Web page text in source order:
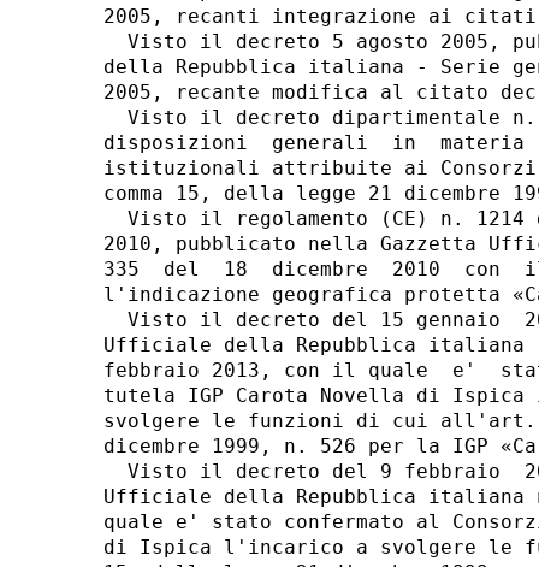
2005, recanti integrazione ai
Visto il decreto 5 agosto 2005,
della Repubblica italiana - Serie
2005, recante modifica al citato
Visto il decreto dipartimentale
disposizioni  generali  in
istituzionali attribuite ai
comma 15, della legge 21 dicembre
Visto il regolamento (CE) n. 1214
2010, pubblicato nella Gazzetta
335  del  18  dicembre  2010
l'indicazione geografica protetta
Visto il decreto del 15 gennaio
Ufficiale della Repubblica
febbraio 2013, con il quale  e'
tutela IGP Carota Novella di
svolgere le funzioni di cui all'art.
dicembre 1999, n. 526 per la IGP
Visto il decreto del 9 febbraio
Ufficiale della Repubblica italiana
quale e' stato confermato al
di Ispica l'incarico a svolgere le